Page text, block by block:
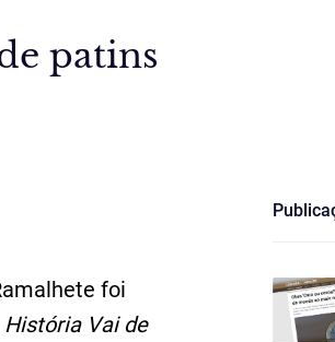
patins
foi
Vai de